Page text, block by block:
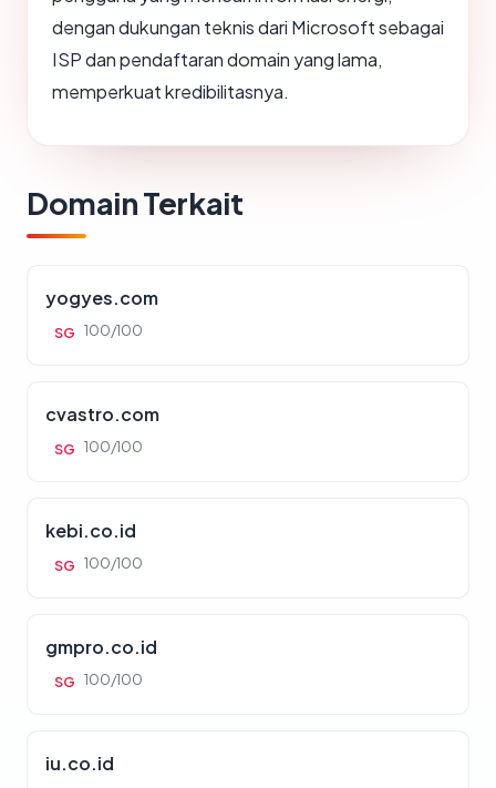
dengan dukungan teknis dari Microsoft sebagai
ISP dan pendaftaran domain yang lama,
memperkuat kredibilitasnya.
Domain Terkait
yogyes.com
SG 100/100
cvastro.com
SG 100/100
kebi.co.id
SG 100/100
gmpro.co.id
SG 100/100
iu.co.id